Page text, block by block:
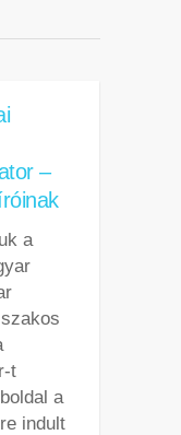
–
a
t
a
indult